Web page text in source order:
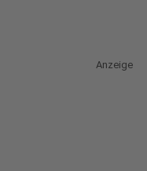
Anzeige